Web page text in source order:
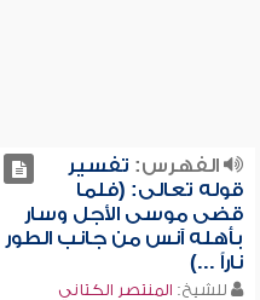
الفهرس: تفسير
قوله تعالى: (فلما
قضى موسى الأجل وسار
بأهله آنس من جانب الطور
ناراً ...)
للشيخ: المنتصر الكتاني